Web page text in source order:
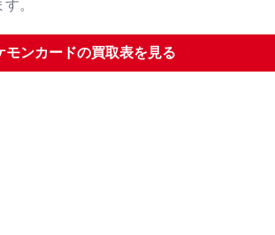
。
モンカードの買取表を見る